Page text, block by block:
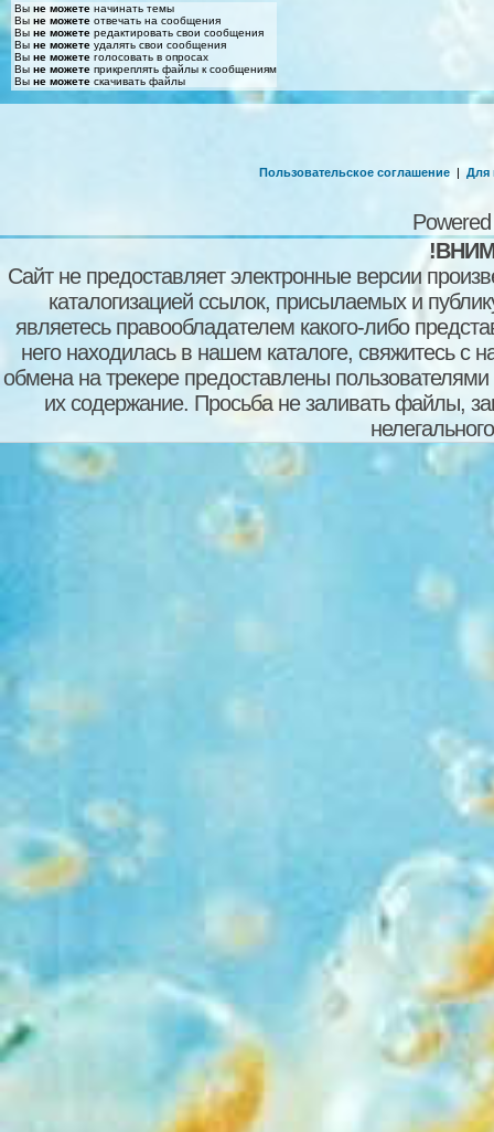
Вы не можете начинать темы
Вы не можете отвечать на сообщения
Вы не можете редактировать свои сообщения
Вы не можете удалять свои сообщения
Вы не можете голосовать в опросах
Вы не можете прикреплять файлы к сообщениям
Вы не можете скачивать файлы
Пользовательское соглашение | Для
Сайт не предоставляет электронные версии
каталогизацией ссылок, присылаемых и
являетесь правообладателем какого-либо
него находилась в нашем каталоге, свяжитесь
обмена на трекере предоставлены пользователями
их содержание. Просьба не заливать файлы,